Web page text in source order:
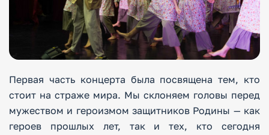
Первая часть концерта была посвящена тем, кто
стоит на страже мира. Мы склоняем головы перед
мужеством и героизмом защитников Родины — как
героев прошлых лет, так и тех, кто сегодня